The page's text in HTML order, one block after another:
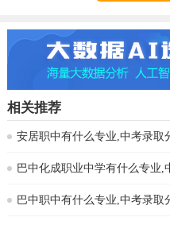
相关推荐
安居职中有什么专业,中考录取
巴中化成职业中学有什么专业,
巴中职中有什么专业,中考录取